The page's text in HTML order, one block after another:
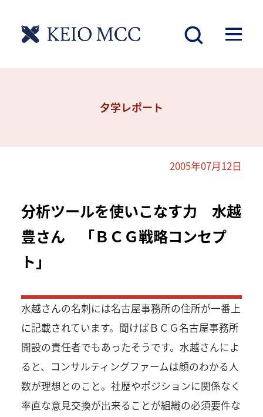
夕学レポート
2005年07月12日
分析ツールを使いこなす力 水越
豊さん 「ＢＣＧ戦略コンセプ
ト」
水越さんの名刺には名古屋事務所の住所が一番上
に記載されています。聞けばＢＣＧ名古屋事務所
開設の責任者でもあったそうです。水越さんによ
ると、コンサルティングファームは顔のわかる人
数が理想とのこと。社歴やポジションに関係なく
率直な意見交換が出来ることが組織の必須要件な